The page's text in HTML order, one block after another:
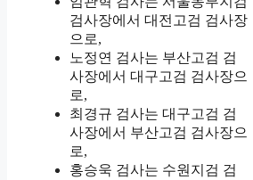
검사장에서 대전고검 검사장
으로,
노정연 검사는 부산고검 검
사장에서 대구고검 검사장으
로,
최경규 검사는 대구고검 검
사장에서 부산고검 검사장으
로,
홍승욱 검사는 수원지검 검